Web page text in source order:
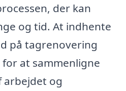
der kan
og tid. At indhente
på tagrenovering
at sammenligne
arbejdet og